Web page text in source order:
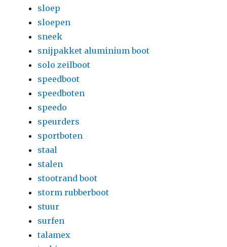
sloep
sloepen
sneek
snijpakket aluminium boot
solo zeilboot
speedboot
speedboten
speedo
speurders
sportboten
staal
stalen
stootrand boot
storm rubberboot
stuur
surfen
talamex